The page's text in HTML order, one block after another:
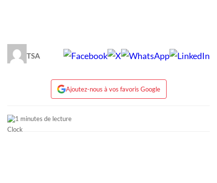
TSA
Ajoutez-nous à vos favoris Google
1 minutes de lecture